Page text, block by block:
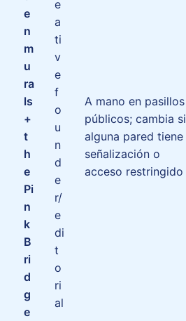
e
n
m
u
ra
ls
+
t
h
e
Pi
n
k
B
ri
d
g
e
e
a
ti
v
e
f
o
u
n
d
e
r/
e
di
t
o
ri
al
A mano en pasillos
públicos; cambia si
alguna pared tiene
señalización o
acceso restringido